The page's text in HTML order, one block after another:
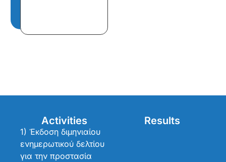
Activities
1) Έκδοση διμηνιαίου
ενημερωτικού δελτίου
για την προστασία
Results